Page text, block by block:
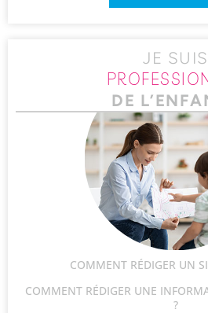
JE SUIS
DE
COMMENT RÉDIGER UN
COMMENT RÉDIGER UNE
?